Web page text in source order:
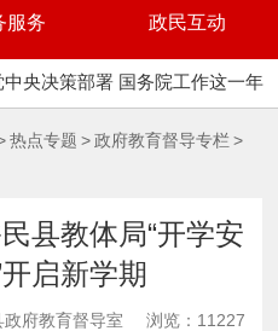
服务 政民互动
央决策部署 国务院工作这一年
热点专题 > 政府教育督导专栏 >
县教体局“开学安
启新学期
政府教育督导室 浏览： 11227